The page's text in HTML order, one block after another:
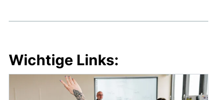
Wichtige Links: